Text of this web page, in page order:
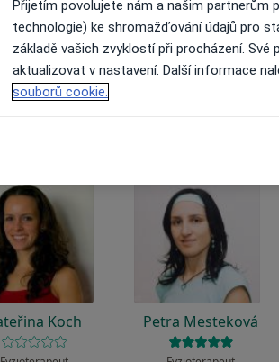
Jak to funguje?
Koch Petra Mesteková
Přijetím povolujete nám a našim partnerům
technologie) ke shromažďování údajů pro
základě vašich zvyklostí při procházení.
aktualizovat v nastavení. Další informace
souborů cookie.